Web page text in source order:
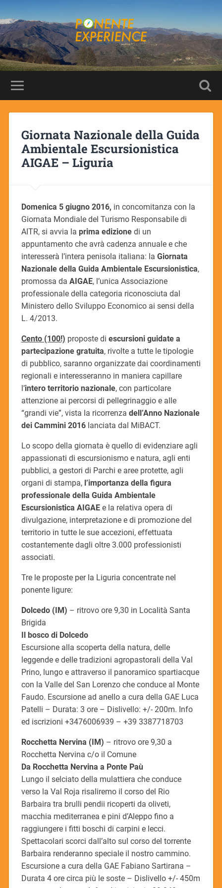
Giornata Nazionale della Guida
Ambientale Escursionistica
AIGAE – Liguria
Domenica 5 giugno 2016, in concomitanza con la
Giornata Mondiale del Turismo Responsabile di
AITR, si avvia la prima edizionedi un
appuntamento che avrà cadenza annuale e che
interesserà l’intera penisola italiana: la Giornata
Nazionale della Guida Ambientale Escursionistica,
promossa da AIGAE, l’unica Associazione
professionale della categoria riconosciuta dal
Ministero dello Sviluppo Economico ai sensi della
L. 4/2013.
Cento (100!) proposte di escursioni guidate a
partecipazione gratuita, rivolte a tutte le tipologie
di pubblico, saranno organizzate dai coordinamenti
regionali e interesseranno in maniera capillare
l’intero territorio nazionale, con particolare
attenzione ai percorsi di pellegrinaggio e alle
“grandi vie”, vista la ricorrenza dell’Anno Nazionale
dei Cammini 2016 lanciata dal MiBACT.
Lo scopo della giornata è quello di evidenziare agli
appassionati di escursionismo e natura, agli enti
pubblici, a gestori di Parchi e aree protette, agli
organi di stampa, l’importanza della figura
professionale della Guida Ambientale
Escursionistica AIGAE e la relativa opera di
divulgazione, interpretazione e di promozione del
territorio in tutte le sue accezioni, effettuata
costantemente dagli oltre 3.000 professionisti
associati.
Tre le proposte per la Liguria concentrate nel
ponente ligure:
Dolcedo (IM) – ritrovo ore 9,30 in Località Santa
Brigida
Il bosco di Dolcedo
Escursione alla scoperta della natura, delle
leggende e delle tradizioni agropastorali della Val
Prino, lungo e attraverso il panoramico spartiacque
con la Valle del San Lorenzo che conduce al Monte
Faudo. Escursione ad anello a cura della GAE Luca
Patelli – Durata: 3 ore – Dislivello: +/- 200m. Info
ed iscrizioni +3476006939 – +39 3387718703
Rocchetta Nervina (IM) – ritrovo ore 9,30 a
Rocchetta Nervina c/o il Comune
Da Rocchetta Nervina a Ponte Paù
Lungo il selciato della mulattiera che conduce
verso la Val Roja risaliremo il corso del Rio
Barbaira tra brulli pendii ricoperti da oliveti,
macchia mediterranea e pini d’Aleppo fino a
raggiungere i fitti boschi di carpini e lecci.
Spettacolari scorci dall’alto sul corso del torrente
Barbaira renderanno speciale il nostro cammino.
Escursione a cura della GAE Fabiano Sartirana –
Durata 4 ore circa più le soste – Dislivello +/- 450m